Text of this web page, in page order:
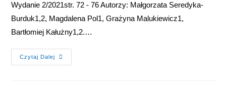
Wydanie 2/2021str. 72 - 76 Autorzy: Małgorzata Seredyka-
Burduk1,2, Magdalena Pol1, Grażyna Malukiewicz1,
Bartłomiej Kałużny1,2.…
Czytaj Dalej